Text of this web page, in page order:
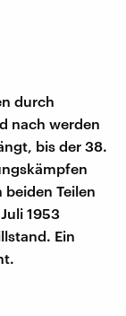
durch
nach werden
bis der 38.
Teilen
1953
Ein